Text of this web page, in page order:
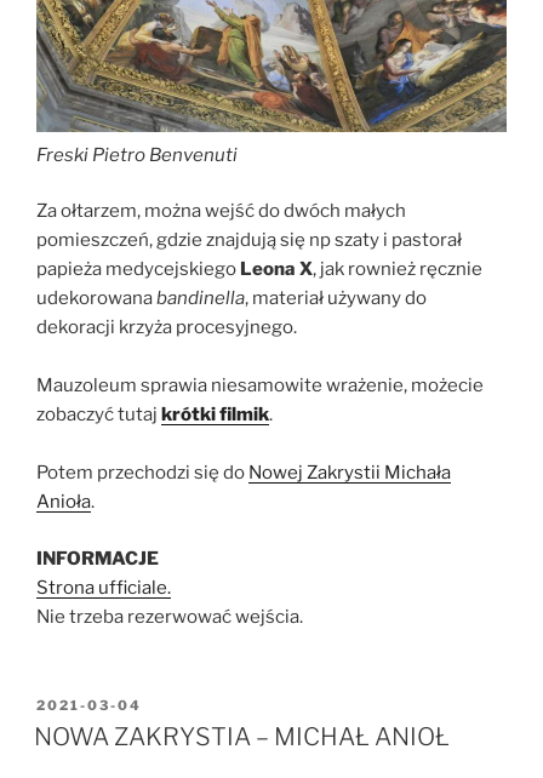
Freski Pietro Benvenuti
Za ołtarzem, można wejść do dwóch małych
pomieszczeń, gdzie znajdują się np szaty i pastorał
papieża medycejskiego Leona X, jak rownież ręcznie
udekorowanabandinella, materiał używany do
dekoracji krzyża procesyjnego.
Mauzoleum sprawia niesamowite wrażenie, możecie
zobaczyć tutaj krótki filmik.
Potem przechodzi się do Nowej Zakrystii Michała
Anioła.
INFORMACJE
Strona ufficiale.
Nie trzeba rezerwować wejścia.
OPUBLIKOWANE
W
2021-03-04
NOWA ZAKRYSTIA – MICHAŁ ANIOŁ